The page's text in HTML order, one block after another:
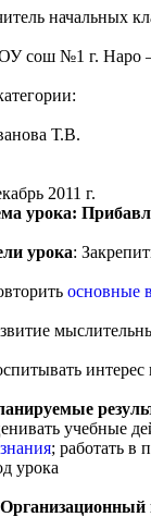
начальных
сош №1 г. Наро
Т.В.
2011 г.
урока:
урока:
основные
учебные
; работать в
урока